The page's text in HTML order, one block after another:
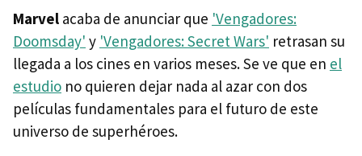
Marvel acaba de anunciar que 'Vengadores:
Doomsday' y 'Vengadores: Secret Wars' retrasan su
llegada a los cines en varios meses. Se ve que en el
estudio no quieren dejar nada al azar con dos
películas fundamentales para el futuro de este
universo de superhéroes.